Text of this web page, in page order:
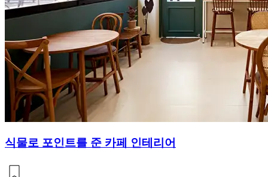
식물로 포인트를 준 카페 인테리어